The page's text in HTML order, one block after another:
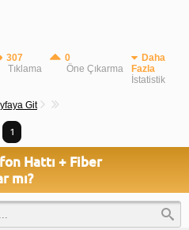
307
Tıklama
0
Öne Çıkarma
Daha
Fazla
İstatistik
Git
1
Hattı + Fiber
mı?